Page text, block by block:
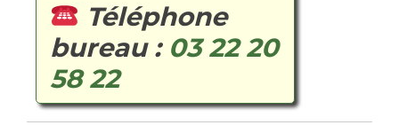
Téléphone
bureau : 03 22 20
58 22